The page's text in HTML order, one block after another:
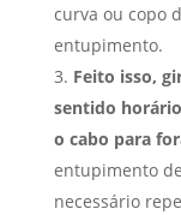
curva ou copo
entupimento.
Feito isso,
sentido
o cabo para
entupimento
necessário